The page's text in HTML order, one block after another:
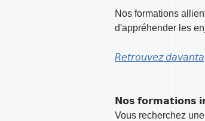
Nos formations
d'appréhender les
𝘙𝘦𝘵𝘳𝘰𝘶𝘷𝘦𝘻
𝗡𝗼𝘀 𝗳𝗼𝗿𝗺𝗮𝘁𝗶𝗼𝗻𝘀
Vous recherchez